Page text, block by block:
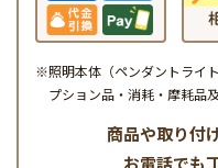
※照明本体（ペンダントライ
プション品・消耗・摩耗品
商品や取り付
お電話でも